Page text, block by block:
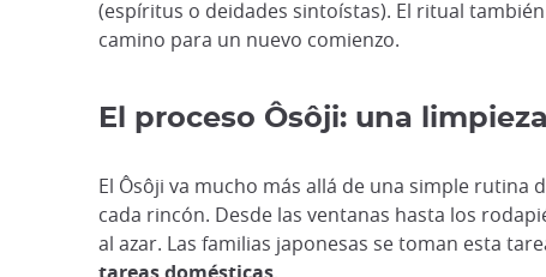
(espíritus o deidades sintoístas). El ritual
camino para un nuevo comienzo.
El proceso Ôsôji: una
El Ôsôji va mucho más allá de una simple rutina
cada rincón. Desde las ventanas hasta los
al azar. Las familias japonesas se toman esta